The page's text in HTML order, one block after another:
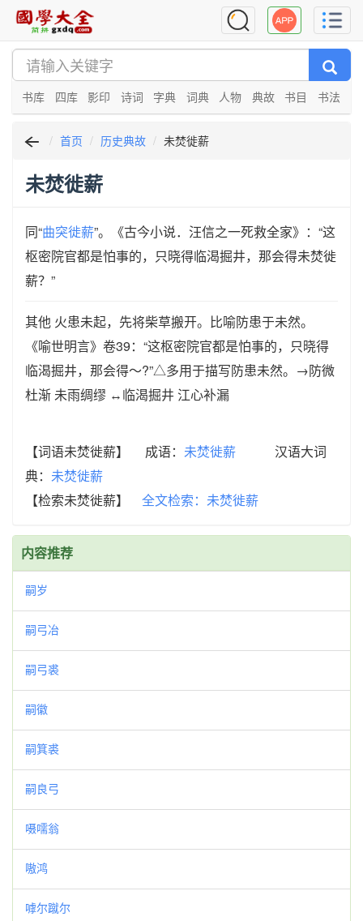
书库 四库 影印 诗词 字典 词典 人物 典故 书目 书法
首页 历史典故 未焚徙薪
未焚徙薪
同“曲突徙薪”。《古今小说．汪信之一死救全家》：“这
枢密院官都是怕事的，只晓得临渴掘井，那会得未焚徙
薪？”
其他 火患未起，先将柴草搬开。比喻防患于未然。
《喻世明言》卷39：“这枢密院官都是怕事的，只晓得
临渴掘井，那会得～?”△多用于描写防患未然。→防微
杜渐 未雨绸缪 ↔临渴掘井 江心补漏
【词语未焚徙薪】 成语： 未焚徙薪 汉语大词
典： 未焚徙薪
【检索未焚徙薪】 全文检索：未焚徙薪
内容推荐
嗣岁
嗣弓冶
嗣弓裘
嗣徽
嗣箕裘
嗣良弓
嗫嚅翁
嗷鸿
嘑尔蹴尔